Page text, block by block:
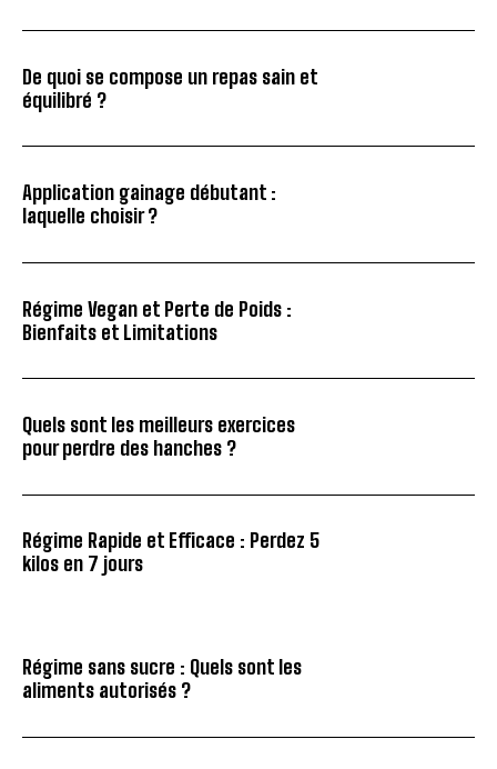
De quoi se compose un repas sain et
équilibré ?
Application gainage débutant :
laquelle choisir ?
Régime Vegan et Perte de Poids :
Bienfaits et Limitations
Quels sont les meilleurs exercices
pour perdre des hanches ?
Régime Rapide et Efficace : Perdez 5
kilos en 7 jours
Régime sans sucre : Quels sont les
aliments autorisés ?